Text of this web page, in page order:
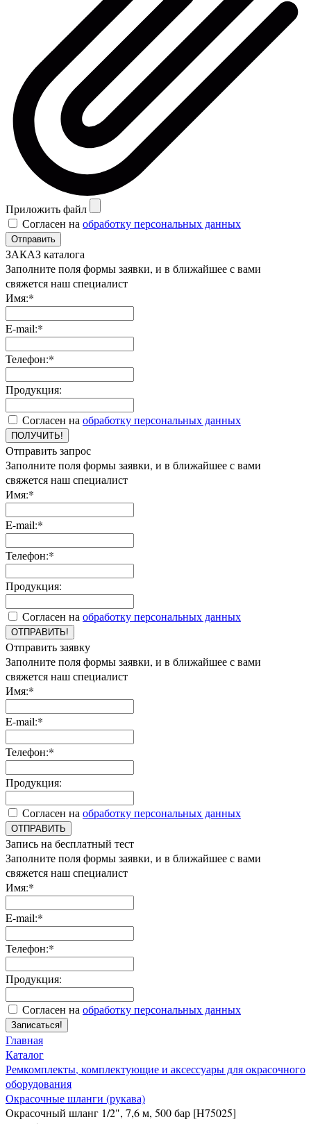
Приложить файл
Согласен на обработку персональных данных
Отправить
ЗАКАЗ каталога
Заполните поля формы заявки, и в ближайшее с вами
свяжется наш специалист
Имя:*
E-mail:*
Телефон:*
Продукция:
Согласен на обработку персональных данных
ПОЛУЧИТЬ!
Отправить запрос
Заполните поля формы заявки, и в ближайшее с вами
свяжется наш специалист
Имя:*
E-mail:*
Телефон:*
Продукция:
Согласен на обработку персональных данных
ОТПРАВИТЬ!
Отправить заявку
Заполните поля формы заявки, и в ближайшее с вами
свяжется наш специалист
Имя:*
E-mail:*
Телефон:*
Продукция:
Согласен на обработку персональных данных
ОТПРАВИТЬ
Запись на бесплатный тест
Заполните поля формы заявки, и в ближайшее с вами
свяжется наш специалист
Имя:*
E-mail:*
Телефон:*
Продукция:
Согласен на обработку персональных данных
Записаться!
Главная
Каталог
Ремкомплекты, комплектующие и аксессуары для окрасочного
оборудования
Окрасочные шланги (рукава)
Окрасочный шланг 1/2", 7,6 м, 500 бар [H75025]